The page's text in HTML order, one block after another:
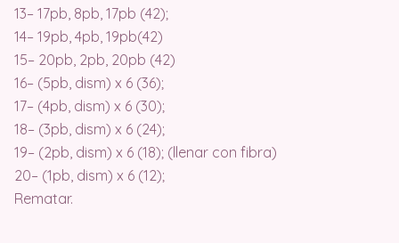
13– 17pb, 8pb, 17pb (42);
14– 19pb, 4pb, 19pb(42)
15– 20pb, 2pb, 20pb (42)
16– (5pb, dism) x 6 (36);
17– (4pb, dism) x 6 (30);
18– (3pb, dism) x 6 (24);
19– (2pb, dism) x 6 (18); (llenar con fibra)
20– (1pb, dism) x 6 (12);
Rematar.